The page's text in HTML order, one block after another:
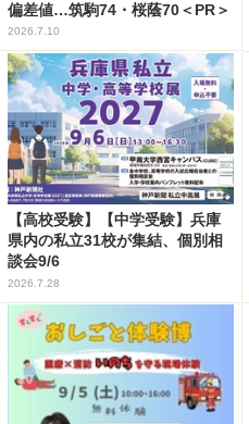
偏差値…筑駒74・桜蔭70＜PR＞
2026.7.10
【高校受験】【中学受験】兵庫
県内の私立31校が集結、個別相
談会9/6
2026.7.28